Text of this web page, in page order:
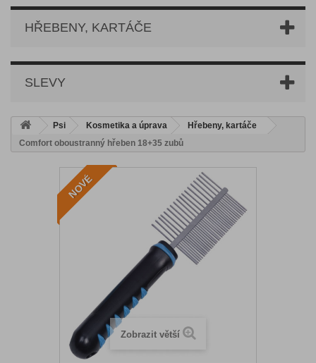
HŘEBENY, KARTÁČE
SLEVY
Psi Kosmetika a úprava
Hřebeny, kartáče
Comfort oboustranný hřeben 18+35 zubů
NOVÉ
Zobrazit větší